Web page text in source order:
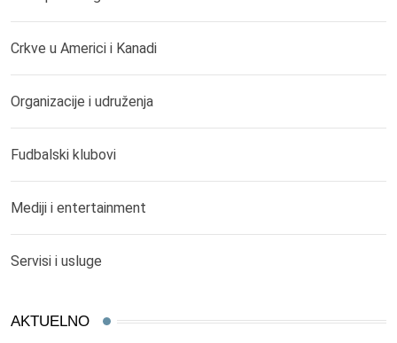
Crkve u Americi i Kanadi
Organizacije i udruženja
Fudbalski klubovi
Mediji i entertainment
Servisi i usluge
AKTUELNO